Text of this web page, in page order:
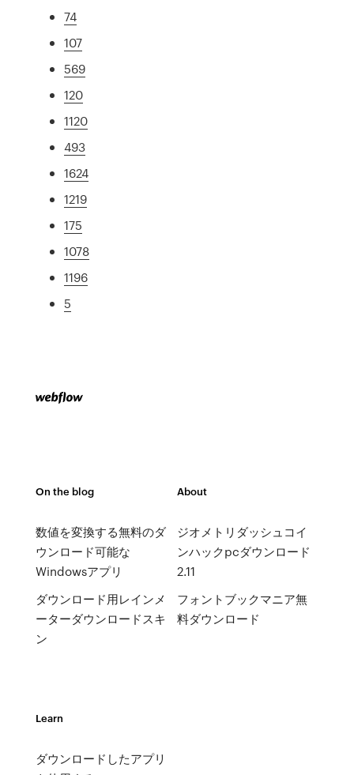
74
107
569
120
1120
493
1624
1219
175
1078
1196
5
On the blog
数値を変換する無料のダ
ウンロード可能な
Windowsアプリ
ダウンロード用レインメ
ーターダウンロードスキ
ン
About
ジオメトリダッシュコイ
ンハックpcダウンロード
2.11
フォントブックマニア無
料ダウンロード
Learn
ダウンロードしたアプリ